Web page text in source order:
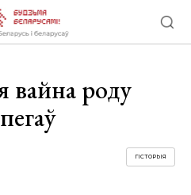
роду
ГІСТОРЫЯ